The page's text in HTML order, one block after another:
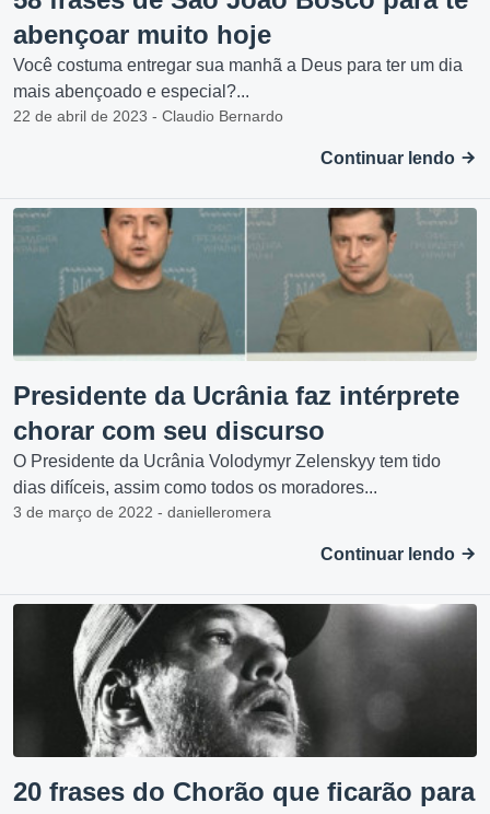
abençoar muito hoje
Você costuma entregar sua manhã a Deus para ter um dia
mais abençoado e especial?...
22 de abril de 2023 - Claudio Bernardo
Continuar lendo
Presidente da Ucrânia faz intérprete
chorar com seu discurso
O Presidente da Ucrânia Volodymyr Zelenskyy tem tido
dias difíceis, assim como todos os moradores...
3 de março de 2022 - danielleromera
Continuar lendo
20 frases do Chorão que ficarão para